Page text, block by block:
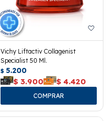
Vichy Liftactiv Collagenist
Specialist 50 Ml.
$ 5.200
$ 3.900 $ 4.420